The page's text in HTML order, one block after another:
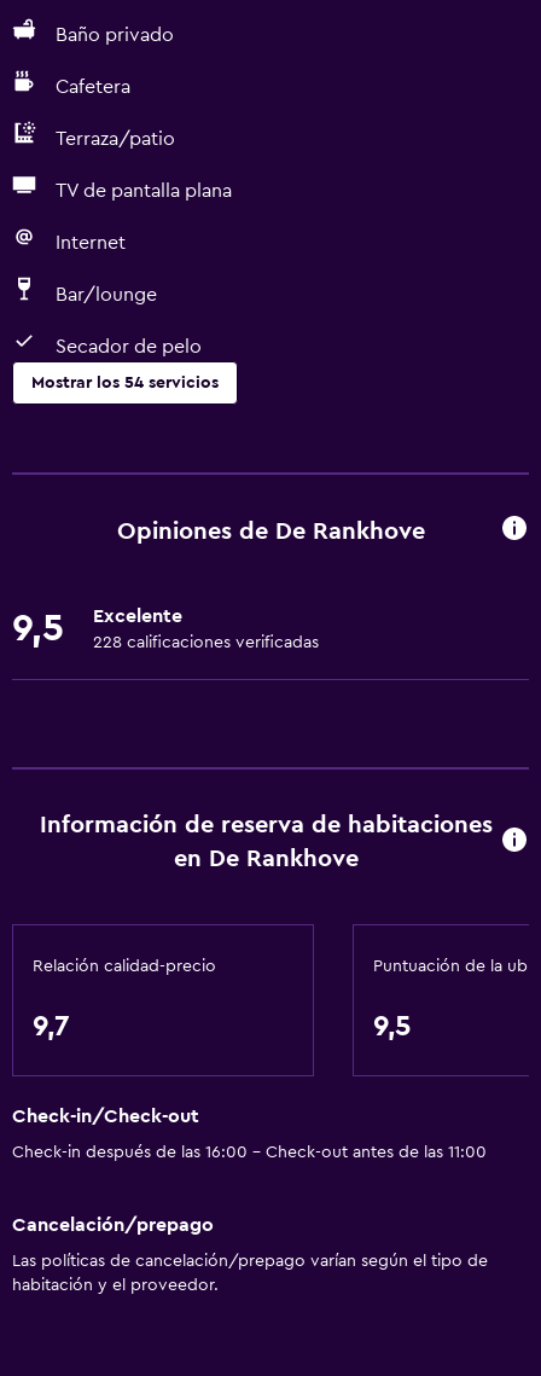
Baño privado
Cafetera
Terraza/patio
TV de pantalla plana
Internet
Bar/lounge
Secador de pelo
Mostrar los 54 servicios
Wifi gratis
Toallas
Calefacción
Tina de baño
Secador de pelo
Papel higiénico
Albornoz
Opiniones de De Rankhove
9,5 Excelente
228 calificaciones verificadas
Información de reserva de habitaciones
en De Rankhove
Relación calidad-precio
9,7
Puntuación de la
9,5
Check-in/Check-out
Check-in después de las 16:00 - Check-out antes de las 11:00
Cancelación/prepago
Las políticas de cancelación/prepago varían según el tipo de
habitación y el proveedor.